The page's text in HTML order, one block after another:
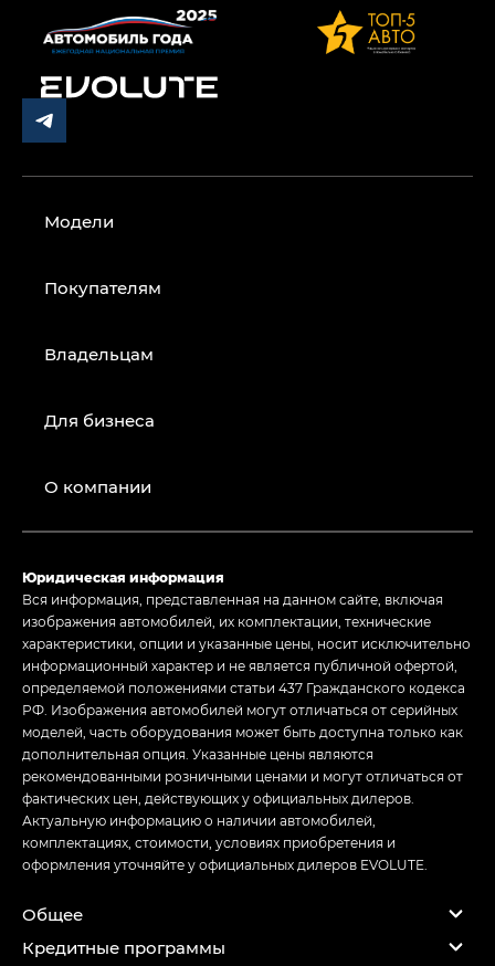
Модели
Покупателям
Владельцам
Для бизнеса
О компании
Юридическая информация
Вся информация, представленная на данном сайте, включая
изображения автомобилей, их комплектации, технические
характеристики, опции и указанные цены, носит исключительно
информационный характер и не является публичной офертой,
определяемой положениями статьи 437 Гражданского кодекса
РФ. Изображения автомобилей могут отличаться от серийных
моделей, часть оборудования может быть доступна только как
дополнительная опция. Указанные цены являются
рекомендованными розничными ценами и могут отличаться от
фактических цен, действующих у официальных дилеров.
Актуальную информацию о наличии автомобилей,
комплектациях, стоимости, условиях приобретения и
оформления уточняйте у официальных дилеров EVOLUTE.
Общее
Кредитные программы